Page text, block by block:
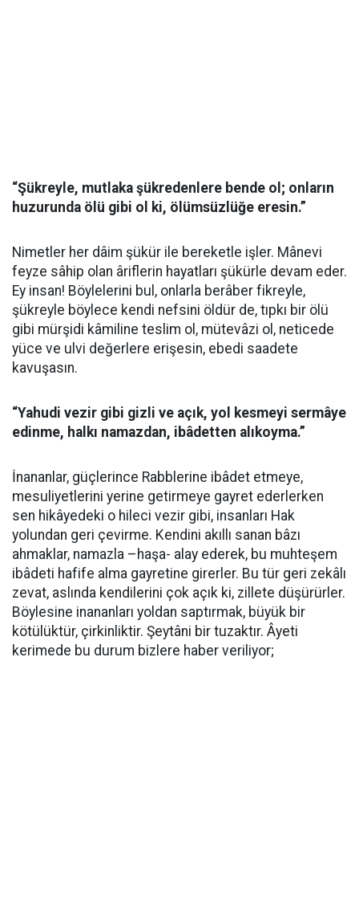
“Şükreyle, mutlaka şükredenlere bende ol; onların
huzurunda ölü gibi ol ki, ölümsüzlüğe eresin.”
Nimetler her dâim şükür ile bereketle işler. Mânevi
feyze sâhip olan âriflerin hayatları şükürle devam eder.
Ey insan! Böylelerini bul, onlarla berâber fikreyle,
şükreyle böylece kendi nefsini öldür de, tıpkı bir ölü
gibi mürşidi kâmiline teslim ol, mütevâzi ol, neticede
yüce ve ulvi değerlere erişesin, ebedi saadete
kavuşasın.
“Yahudi vezir gibi gizli ve açık, yol kesmeyi sermâye
edinme, halkı namazdan, ibâdetten alıkoyma.”
İnananlar, güçlerince Rabblerine ibâdet etmeye,
mesuliyetlerini yerine getirmeye gayret ederlerken
sen hikâyedeki o hileci vezir gibi, insanları Hak
yolundan geri çevirme. Kendini akıllı sanan bâzı
ahmaklar, namazla –haşa- alay ederek, bu muhteşem
ibâdeti hafife alma gayretine girerler. Bu tür geri zekâlı
zevat, aslında kendilerini çok açık ki, zillete düşürürler.
Böylesine inananları yoldan saptırmak, büyük bir
kötülüktür, çirkinliktir. Şeytâni bir tuzaktır. Âyeti
kerimede bu durum bizlere haber veriliyor;